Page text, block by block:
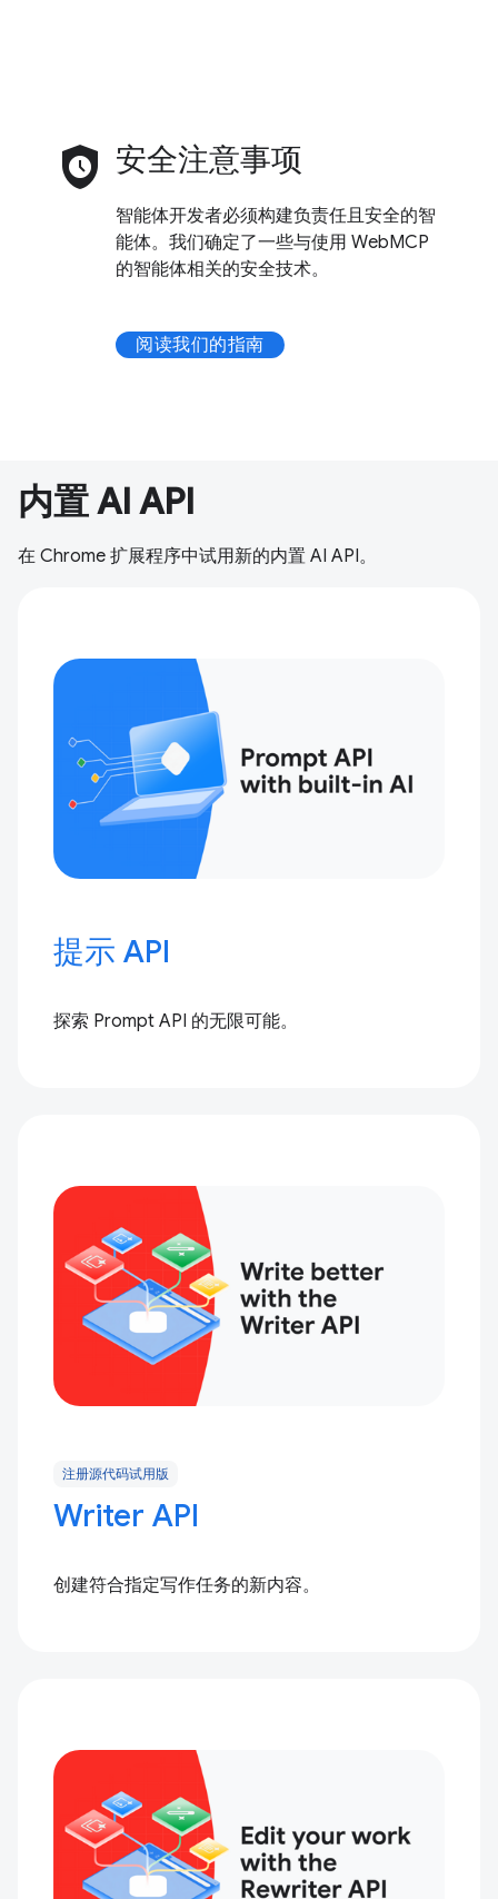
safety_check 安全注意事项
智能体开发者必须构建负责任且安全的智
能体。我们确定了一些与使用 WebMCP
的智能体相关的安全技术。
阅读我们的指南
内置 AI API
在 Chrome 扩展程序中试用新的内置 AI API。
提示 API
探索 Prompt API 的无限可能。
注册源代码试用版
Writer API
创建符合指定写作任务的新内容。